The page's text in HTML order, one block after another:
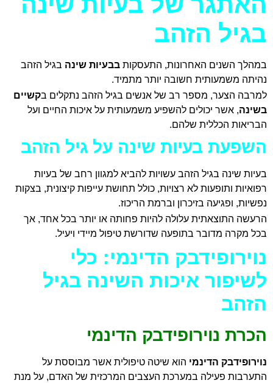
בגיל הזהב
במהלך השנים האחרונות, התעסקות בבעיות שינה בגיל הזהב
נהיתה משמעותית חשובה יותר מתמיד.
למרבה הצער, מספר רב של אנשים בגיל הזהב נתקלים בקשיים
בשינה, אשר יכולים להשפיע משמעותית על איכות החיים ועל
הבריאות הכללית שלהם.
השפעת בעיות שינה על גיל הזהב
בעיות שינה בגיל הזהב עשויות להביא למגוון רחב של בעיות
רפואיות ותופעות לא רצויות, כולל תחושת עייפות קיצונית, בצקות
נפשיות, ופגיעה בזיכרון וברמת הריכוז.
הרעשה התוצאתית עלולה להיות פחותה או יותר בכל אחד, אך
בכל מקרה מדובר בתופעה שדורשת טיפול מיידי ויעיל.
נוירופידבק הדינמי: כלי
לשיפור איכות השינה בגיל
הזהב
הכרת נוירופידבק הדינמי
נוירופידבק הדינמי הוא שיטה טיפולית אשר מבוססת על
התערבות פעילה במערכת העצבים המרכזית של האדם, על מנת